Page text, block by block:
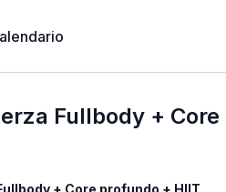
Fullbody +
Fullbody + Core profundo + HIIT